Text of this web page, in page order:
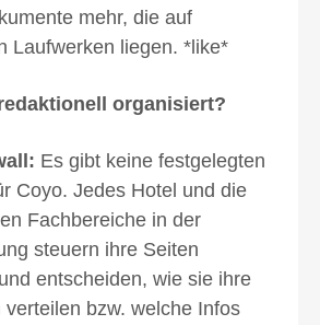
mehr, die auf
Laufwerken liegen. *like*
organisiert?
Es gibt keine festgelegten
Coyo. Jedes Hotel und die
Fachbereiche in der
steuern ihre Seiten
entscheiden, wie sie ihre
verteilen bzw. welche Infos